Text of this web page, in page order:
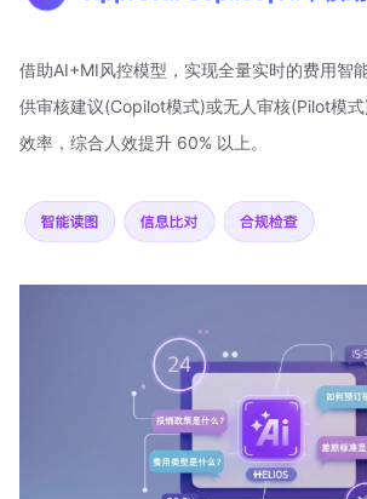
借助AI+MI风控模型，实现全量实时的费用智
供审核建议(Copilot模式)或无人审核(Pilot模
效率，综合人效提升 60% 以上。